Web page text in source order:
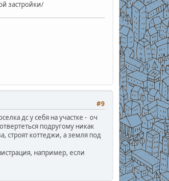
застройки/
#9
дс у себя на участке - оч
подругому никак
строят коттеджи, а земля под
например, если